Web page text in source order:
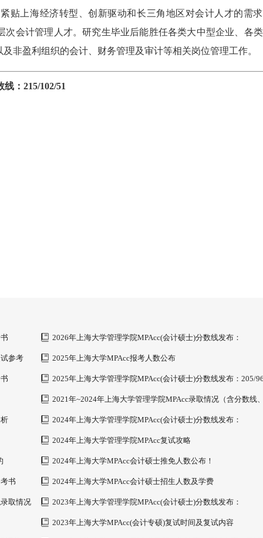
贴上海经济转型、创新驱动和长三角地区对会计人才的需
会计管理人才。研究生毕业后能胜任各类大中型企业、各
非盈利组织的会计、财务管理及审计等相关岗位管理工作。
：215/102/51
2026年上海大学管理学院MPAcc(会计硕士)分数线发布：
199/102/51
参考 2025年上海大学MPAcc报考人数公布
2025年上海大学管理学院MPAcc(会计硕士)分数线发布：205/
2021年~2024年上海大学管理学院MPAcc录取情况（含分数线
费学制、复试内容）
2024年上海大学管理学院MPAcc(会计硕士)分数线发布：
212/104/52
2024年上海大学管理学院MPAcc复试攻略
2024年上海大学MPAcc会计硕士推免人数公布！
书 2024年上海大学MPAcc会计硕士招生人数及学费
取情况
2023年上海大学管理学院MPAcc(会计硕士)分数线发布：
215/102/51
2023年上海大学MPAcc(会计专硕)复试时间及复试内容